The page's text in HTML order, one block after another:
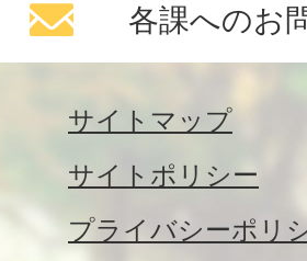
各課へのお
サイトマップ
サイトポリシー
プライバシーポリ